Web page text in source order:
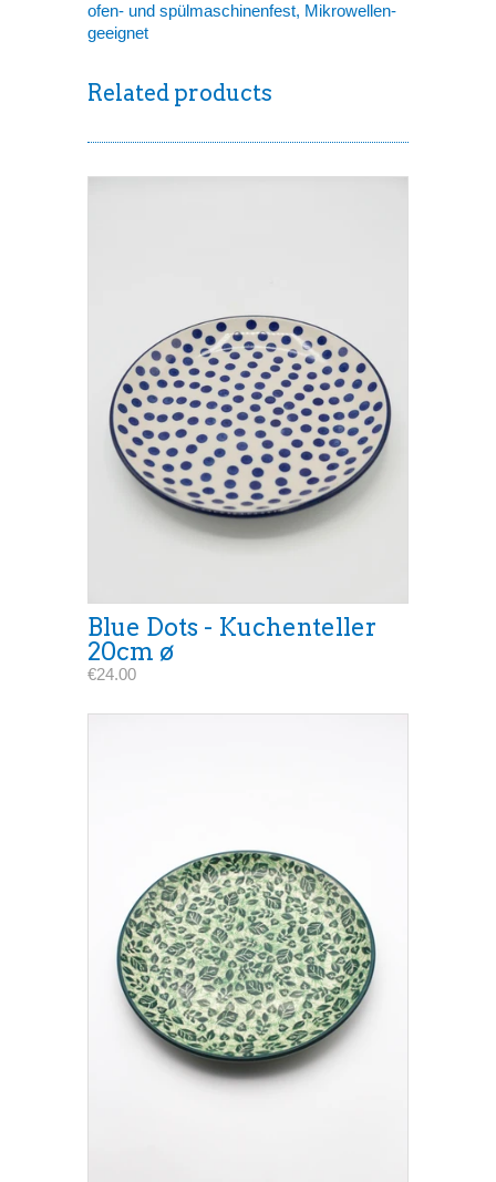
ofen- und spülmaschinenfest, Mikrowellen-
geeignet
Related products
Blue Dots - Kuchenteller
20cm ø
€24.00